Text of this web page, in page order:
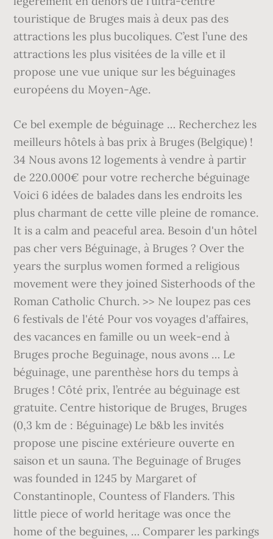
touristique de Bruges mais à deux pas des
attractions les plus bucoliques. C’est l’une des
attractions les plus visitées de la ville et il
propose une vue unique sur les béguinages
européens du Moyen-Age.
Ce bel exemple de béguinage … Recherchez les
meilleurs hôtels à bas prix à Bruges (Belgique) !
34 Nous avons 12 logements à vendre à partir
de 220.000€ pour votre recherche béguinage
Voici 6 idées de balades dans les endroits les
plus charmant de cette ville pleine de romance.
It is a calm and peaceful area. Besoin d'un hôtel
pas cher vers Béguinage, à Bruges ? Over the
years the surplus women formed a religious
movement were they joined Sisterhoods of the
Roman Catholic Church. >> Ne loupez pas ces
6 festivals de l'été Pour vos voyages d'affaires,
des vacances en famille ou un week-end à
Bruges proche Beguinage, nous avons … Le
béguinage, une parenthèse hors du temps à
Bruges ! Côté prix, l’entrée au béguinage est
gratuite. Centre historique de Bruges, Bruges
(0,3 km de : Béguinage) Le b&b les invités
propose une piscine extérieure ouverte en
saison et un sauna. The Beguinage of Bruges
was founded in 1245 by Margaret of
Constantinople, Countess of Flanders. This
little piece of world heritage was once the
home of the beguines, … Comparer les parkings